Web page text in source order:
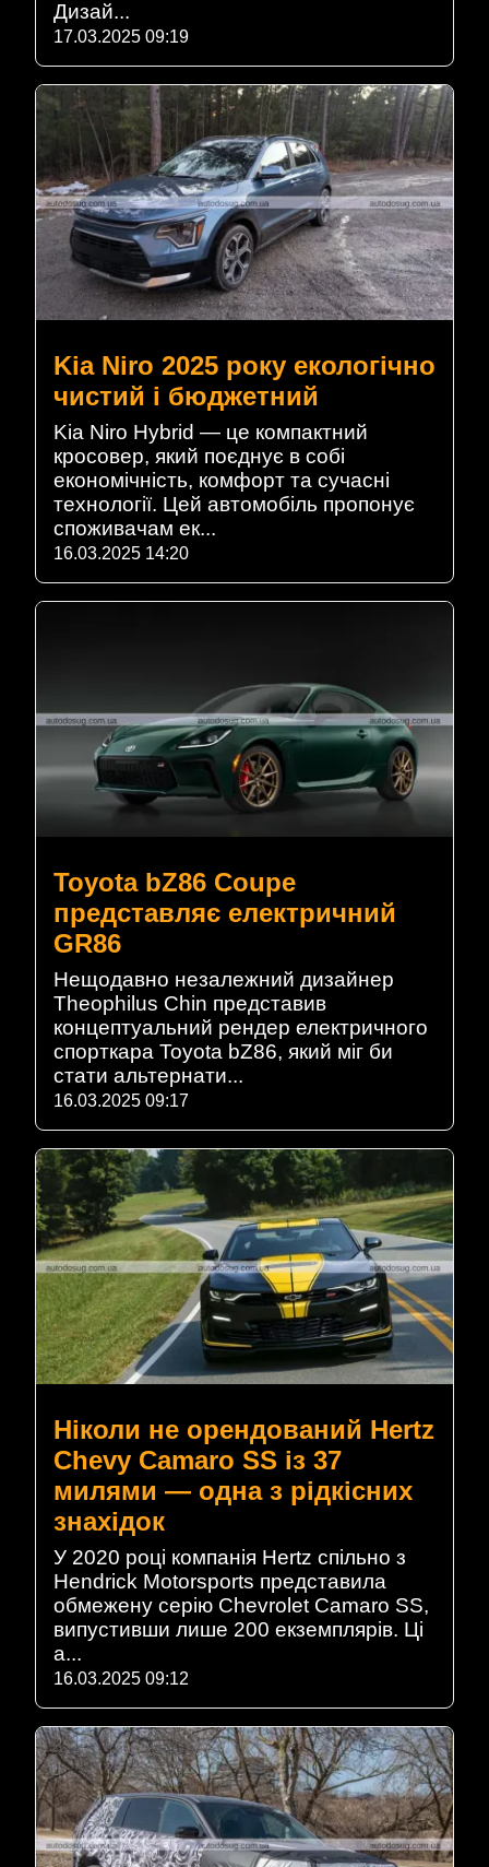
Дизай...
17.03.2025 09:19
Kia Niro 2025 року екологічно
чистий і бюджетний
Kia Niro Hybrid — це компактний
кросовер, який поєднує в собі
економічність, комфорт та сучасні
технології. Цей автомобіль пропонує
споживачам ек...
16.03.2025 14:20
Toyota bZ86 Coupe
представляє електричний
GR86
Нещодавно незалежний дизайнер
Theophilus Chin представив
концептуальний рендер електричного
спорткара Toyota bZ86, який міг би
стати альтернати...
16.03.2025 09:17
Ніколи не орендований Hertz
Chevy Camaro SS із 37
милями — одна з рідкісних
знахідок
У 2020 році компанія Hertz спільно з
Hendrick Motorsports представила
обмежену серію Chevrolet Camaro SS,
випустивши лише 200 екземплярів. Ці
а...
16.03.2025 09:12